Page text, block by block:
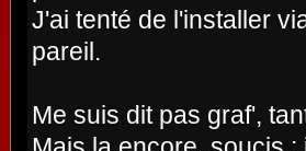
J'ai tenté de l'installer
pareil.
Me suis dit pas graf',